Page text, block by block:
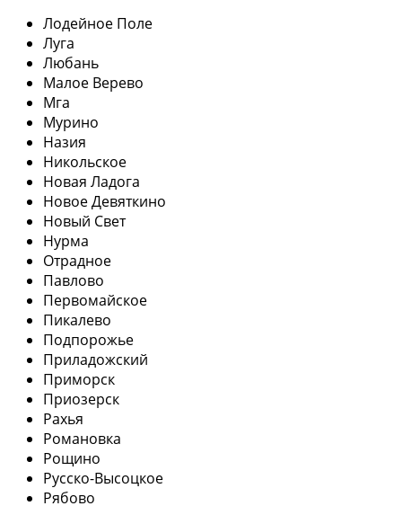
Лодейное Поле
Луга
Любань
Малое Верево
Мга
Мурино
Назия
Никольское
Новая Ладога
Новое Девяткино
Новый Свет
Нурма
Отрадное
Павлово
Первомайское
Пикалево
Подпорожье
Приладожский
Приморск
Приозерск
Рахья
Романовка
Рощино
Русско-Высоцкое
Рябово